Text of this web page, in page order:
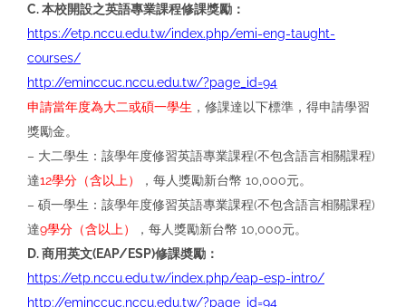
C. 本校開設之英語專業課程修課獎勵：
https://etp.nccu.edu.tw/index.php/emi-eng-taught-
courses/
http://eminccuc.nccu.edu.tw/?page_id=94
申請當年度為⼤⼆或碩⼀學⽣ ，修課達以下標準，得申請學習
獎勵⾦。
– ⼤⼆學⽣：該學年度修習英語專業課程(不包含語⾔相關課程)
達12學分（含以上）
，每⼈獎勵新台幣 10,000元。
– 碩⼀學⽣：該學年度修習英語專業課程(不包含語⾔相關課程)
達9學分（含以上）
，每⼈獎勵新台幣 10,000元。
D. 商⽤英⽂(EAP/ESP)修課奬勵：
https://etp.nccu.edu.tw/index.php/eap-esp-intro/
http://eminccuc.nccu.edu.tw/?page_id=94